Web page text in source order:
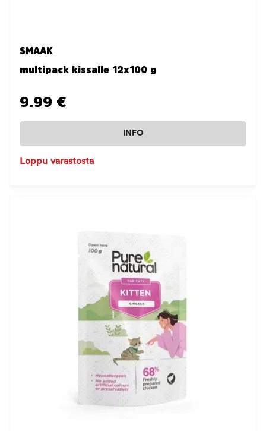
SMAAK
multipack kissalle 12x100 g
9.99 €
INFO
Loppu varastosta